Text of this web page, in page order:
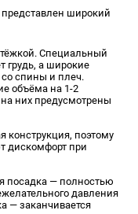
широкий
Специальный
грудь, а широкие
со спины и плеч.
объёма на 1-2
них предусмотрены
конструкция, поэтому
дискомфорт при
посадка — полностью
давления
— заканчивается